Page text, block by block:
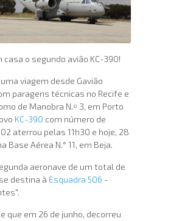
casa o segundo avião KC-390!
viagem desde Gavião
paragens técnicas no Recife e
de Manobra N.º 3, em Porto
KC-390 com número de
aterrou pelas 11h30 e hoje, 28
Base Aérea N.° 11, em Beja.
aeronave de um total de
destina à Esquadra 506 -
que em 26 de junho, decorreu